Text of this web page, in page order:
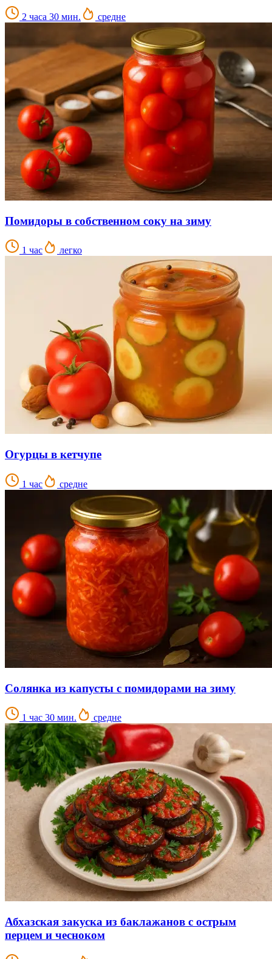
2 часа 30 мин. средне
Помидоры в собственном соку на зиму
1 час легко
Огурцы в кетчупе
1 час средне
Солянка из капусты с помидорами на зиму
1 час 30 мин. средне
Абхазская закуска из баклажанов с острым
перцем и чесноком